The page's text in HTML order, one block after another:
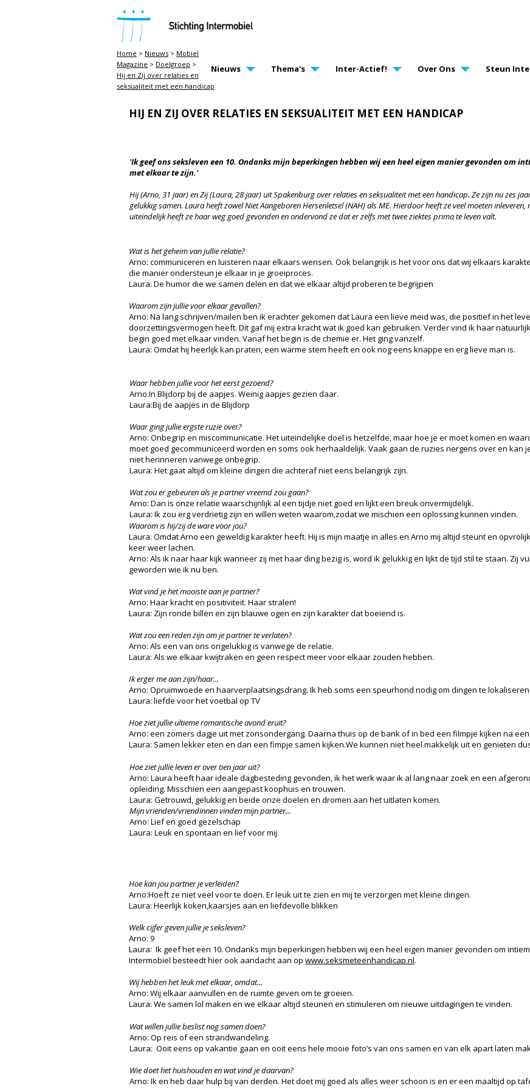
STICHTING INTERMOBIEL
MAIN PAGE NAVIGATION
Nieuws Thema's Inter-Actief! Over Ons Steun
Home > Nieuws > Mobiel
Magazine > Doelgroep >
Hij en Zij over relaties en
seksualiteit met een handicap
HIJ EN ZIJ OVER RELATIES EN SEKSUALITEIT MET EEN HANDICAP
'Ik geef ons seksleven een 10. Ondanks mijn beperkingen hebben wij een heel eigen manier gevonden om
met elkaar te zijn.'
Hij (Arno, 31 jaar) en Zij (Laura, 28 jaar) uit Spakenburg over relaties en seksualiteit met een handicap. Ze zijn nu zes
gelukkig samen. Laura heeft zowel Niet Aangeboren Hersenletsel (NAH) als ME. Hierdoor heeft ze veel moeten inleveren,
uiteindelijk heeft ze haar weg goed gevonden en ondervond ze dat er zelfs met twee ziektes prima te leven valt.
Wat is het geheim van jullie relatie?
Arno: communiceren en luisteren naar elkaars wensen. Ook belangrijk is het voor ons dat wij elkaars
die manier ondersteun je elkaar in je groeiproces.
Laura: De humor die we samen delen en dat we elkaar altijd proberen te begrijpen
Waarom zijn jullie voor elkaar gevallen?
Arno: Na lang schrijven/mailen ben ik erachter gekomen dat Laura een lieve meid was, die positief in het
doorzettingsvermogen heeft. Dit gaf mij extra kracht wat ik goed kan gebruiken. Verder vind ik haar
begin goed met elkaar vinden. Vanaf het begin is de chemie er. Het ging vanzelf.
Laura: Omdat hij heerlijk kan praten, een warme stem heeft en ook nog eens knappe en erg lieve man is.
Waar hebben jullie voor het eerst gezoend?
Arno:In Blijdorp bij de aapjes. Weinig aapjes gezien daar.
Laura:Bij de aapjes in de Blijdorp
Waar ging jullie ergste ruzie over?
Arno: Onbegrip en miscommunicatie. Het uiteindelijke doel is hetzelfde, maar hoe je er moet komen en
moet goed gecommuniceerd worden en soms ook herhaaldelijk. Vaak gaan de ruzies nergens over en kan
niet herinneren vanwege onbegrip.
Laura: Het gaat altijd om kleine dingen die achteraf niet eens belangrijk zijn.
Wat zou er gebeuren als je partner vreemd zou gaan?
Arno: Dan is onze relatie waarschijnlijk al een tijdje niet goed en lijkt een breuk onvermijdelijk.
Laura: Ik zou erg verdrietig zijn en willen weten waarom,zodat we mischien een oplossing kunnen vinden.
Waarom is hij/zij de ware voor jou?
Laura: Omdat Arno een geweldig karakter heeft. Hij is mijn maatje in alles en Arno mij altijd steunt en
keer weer lachen.
Arno: Als ik naar haar kijk wanneer zij met haar ding bezig is, word ik gelukkig en lijkt de tijd stil te staan. Zij
geworden wie ik nu ben.
Wat vind je het mooiste aan je partner?
Arno: Haar kracht en positiviteit. Haar stralen!
Laura: Zijn ronde billen en zijn blauwe ogen en zijn karakter dat boeiend is.
Wat zou een reden zijn om je partner te verlaten?
Arno: Als een van ons ongelukkig is vanwege de relatie.
Laura: Als we elkaar kwijtraken en geen respect meer voor elkaar zouden hebben.
Ik erger me aan zijn/haar...
Arno: Opruimwoede en haarverplaatsingsdrang. Ik heb soms een speurhond nodig om dingen te lokaliseren.
Laura: liefde voor het voetbal op TV
Hoe ziet jullie ultieme romantische avond eruit?
Arno: een zomers dagje uit met zonsondergang. Daarna thuis op de bank of in bed een filmpje kijken na
Laura: Samen lekker eten en dan een fimpje samen kijken.We kunnen niet heel makkelijk uit en genieten
Hoe ziet jullie leven er over tien jaar uit?
Arno: Laura heeft haar ideale dagbesteding gevonden, ik het werk waar ik al lang naar zoek en een
opleiding. Misschien een aangepast koophuis en trouwen.
Laura: Getrouwd, gelukkig en beide onze doelen en dromen aan het uitlaten komen.
Mijn vrienden/vriendinnen vinden mijn partner...
Arno: Lief en goed gezelschap
Laura: Leuk en spontaan en lief voor mij.
Hoe kan jou partner je verleiden?
Arno:Hoeft ze niet veel voor te doen. Er leuk uit te zien en mij te verzorgen met kleine dingen.
Laura: Heerlijk koken,kaarsjes aan en liefdevolle blikken
Welk cijfer geven jullie je seksleven?
Arno: 9
Laura: Ik geef het een 10. Ondanks mijn beperkingen hebben wij een heel eigen manier gevonden om
Intermobiel besteedt hier ook aandacht aan op www.seksmeteenhandicap.nl.
Wij hebben het leuk met elkaar, omdat...
Arno: Wij elkaar aanvullen en de ruimte geven om te groeien.
Laura: We samen lol maken en we elkaar altijd steunen en stimuleren om nieuwe uitdagingen te vinden.
Wat willen jullie beslist nog samen doen?
Arno: Op reis of een strandwandeling.
Laura: Ooit eens op vakantie gaan en ooit eens hele mooie foto’s van ons samen en van elk apart laten
Wie doet het huishouden en wat vind je daarvan?
Arno: Ik en heb daar hulp bij van derden. Het doet mij goed als alles weer schoon is en er een maaltijd op